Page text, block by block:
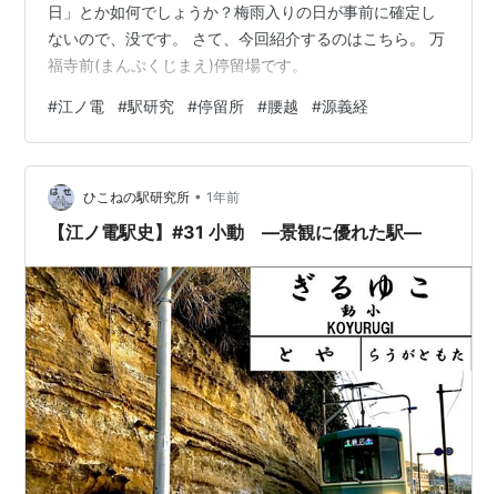
日」とか如何でしょうか？梅雨入りの日が事前に確定し
ないので、没です。 さて、今回紹介するのはこちら。 万
福寺前(まんぷくじまえ)停留場です。
#江ノ電 #駅研究 #停留所 #腰越 #源義経
ひこねの駅研究所 • 1年前
【江ノ電駅史】#31 小動 —景観に優れた駅—